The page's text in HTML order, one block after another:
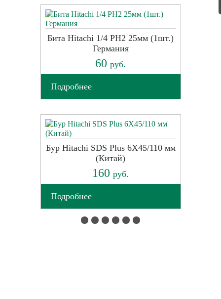
Бита Hitachi 1/4 PH2 25мм (1шт.)
Германия
60 руб.
Подробнее
Бур Hitachi SDS Plus 6X45/110 мм
(Китай)
160 руб.
Подробнее